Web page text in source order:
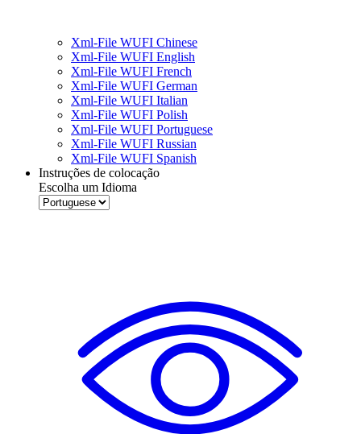
Xml-File WUFI Chinese
Xml-File WUFI English
Xml-File WUFI French
Xml-File WUFI German
Xml-File WUFI Italian
Xml-File WUFI Polish
Xml-File WUFI Portuguese
Xml-File WUFI Russian
Xml-File WUFI Spanish
Instruções de colocação
Escolha um Idioma